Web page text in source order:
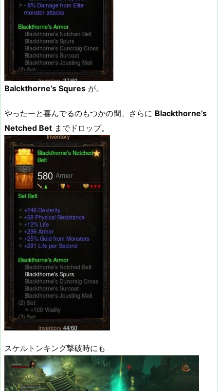
Balckthorne’s Squres が。
やったーと喜んでるのもつかの間、さらに Blackthorne’s
Netched Bet までドロップ。
スケルトンキング撃破時にも